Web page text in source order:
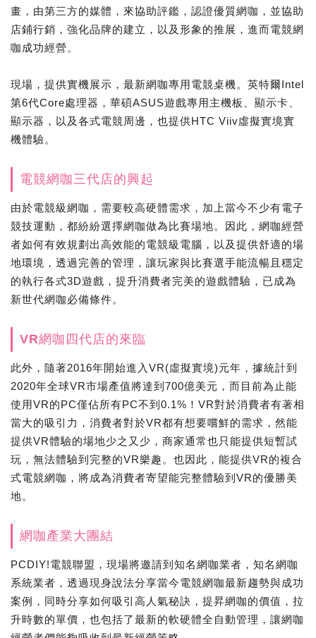
畫，由第三方的媒體，來協助評鑑，認證優質網咖，並協助
店鋪行銷，強化品牌的建立，以及形象的推展，進而電競網
咖成功經營。
現場，提供實機展示，最新網咖專用電競桌機。英特爾Intel
第6代Core處理器，華碩ASUS遊戲專用主機板、顯示卡、
顯示器，以及各式電競周邊，也提供HTC Viiv虛擬實境實
機體驗。
電競網咖三代店的興起
由於電競級網咖，需要較高硬體需求，加上當今不少有電子
競技運動，都紛紛選擇網咖做為比賽場地。因此，網咖經營
者如何有效規劃出高效能的電競級電腦，以及提供舒適的場
地環境，透過完善的管理，讓玩家與比賽選手能流暢且穩定
的執行各式3D遊戲，提升消費者完美的遊戲體驗，已成為
新世代網咖必備條件。
VR網咖四代店的來臨
此外，隨著2016年開始進入VR(虛擬實境)元年，據統計到
2020年全球VR市場產值將達到700億美元，而目前為止能
使用VR的PC僅佔所有PC不到0.1%！VR對於消費者有著相
當大的吸引力，消費者對於VR都有想要嚐鮮的需求，然能
提供VR體驗的場地少之又少，商家通常也只能提供短暫試
玩，無法體驗到完整的VR樂趣。也因此，能提供VR的複合
式電競網咖，將成為消費者寄望能完整體驗到VR的優勝美
地。
網咖產業大團結
PCDIY!電競聯盟，現場將邀請到知名網咖業者，知名網咖
系統業者，透過現身說法分享當今電競網咖最新趨勢與成功
案例，同時分享如何吸引高人氣秘訣，提昇網咖的價值，拉
升時數的單價，也包括了最新的軟硬體全自動管理，讓網咖